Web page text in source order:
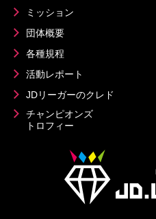
ミッション
団体概要
各種規程
活動レポート
JDリーガーのクレド
チャンピオンズ
トロフィー